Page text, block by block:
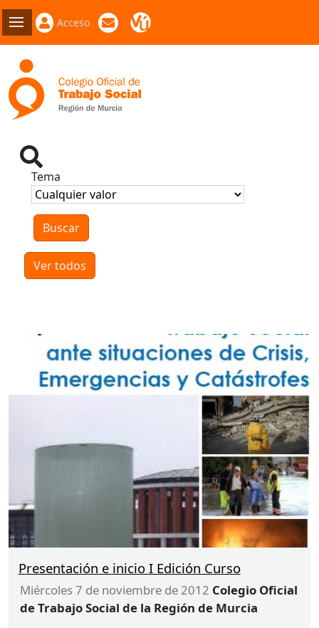
Acceso
Tema
Presentación e inicio I Edición Curso
miércoles 7 de noviembre de 2012 Colegio Oficial
de Trabajo Social de la Región de Murcia